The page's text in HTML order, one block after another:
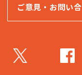
ご意見・お問い